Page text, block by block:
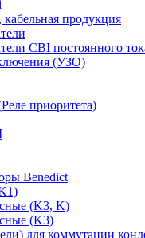
продукция
CBI постоянного
(УЗО)
приоритета)
Benedict
(K3, K)
(K3)
для коммутации